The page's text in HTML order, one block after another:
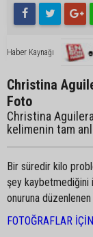
Haber Kaynağı
Christina
Foto
Christina
kelimenin tam
Bir süredir kilo
şey kaybetmediğini
onuruna
FOTOĞRAFLAR